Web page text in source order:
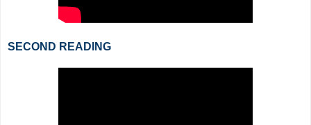
SECOND READING